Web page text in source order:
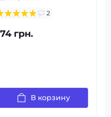
2
грн.
В корзину